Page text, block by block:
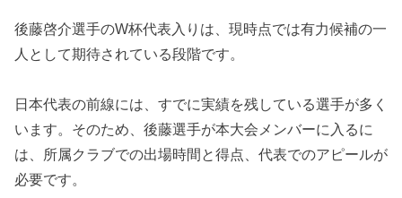
後藤啓介選手のW杯代表入りは、現時点では有力候補の一
人として期待されている段階です。
日本代表の前線には、すでに実績を残している選手が多く
います。そのため、後藤選手が本大会メンバーに入るに
は、所属クラブでの出場時間と得点、代表でのアピールが
必要です。